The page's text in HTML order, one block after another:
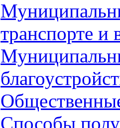
транспорте и
Способы